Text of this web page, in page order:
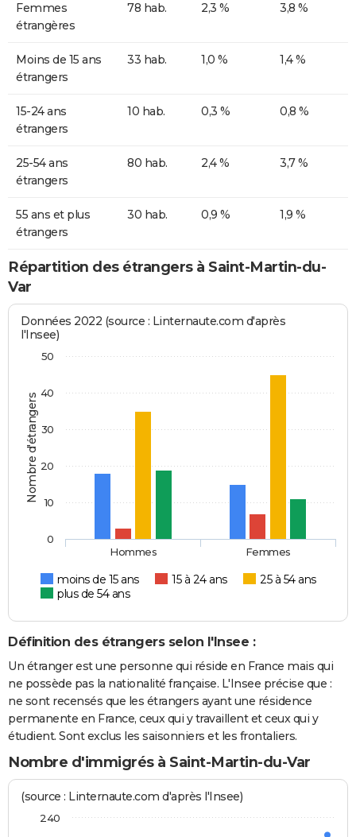
Femmes
étrangères
78 hab. 2,3 % 3,8 %
Moins de 15 ans
étrangers
33 hab. 1,0 % 1,4 %
15-24 ans
étrangers
10 hab. 0,3 % 0,8 %
25-54 ans
étrangers
80 hab. 2,4 % 3,7 %
55 ans et plus
étrangers
30 hab. 0,9 % 1,9 %
Répartition des étrangers à Saint-Martin-du-
Var
Nombre d'étrangers
Données 2022 (source : Linternaute.com d'après
l'Insee)
moins de 15 ans 15 à 24 ans
25 à 54 ans
plus de 54 ans
Hommes Femmes
0
10
20
30
40
50
Définition des étrangers selon l'Insee :
Un étranger est une personne qui réside en France mais qui
ne possède pas la nationalité française. L'Insee précise que :
ne sont recensés que les étrangers ayant une résidence
permanente en France, ceux qui y travaillent et ceux qui y
étudient. Sont exclus les saisonniers et les frontaliers.
Nombre d'immigrés à Saint-Martin-du-Var
(source : Linternaute.com d'après l'Insee)
240